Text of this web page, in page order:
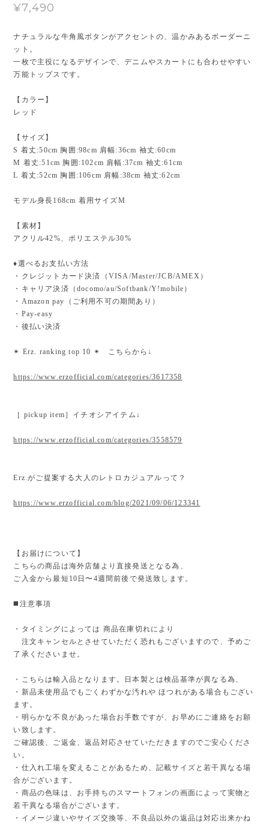
¥7,490
ナチュラルな牛角風ボタンがアクセントの、温かみあるボーダーニ
ット。
一枚で主役になるデザインで、デニムやスカートにも合わせやすい
万能トップスです。
【カラー】
レッド
【サイズ】
S 着丈:50cm 胸囲:98cm 肩幅:36cm 袖丈:60cm
M 着丈:51cm 胸囲:102cm 肩幅:37cm 袖丈:61cm
L 着丈:52cm 胸囲:106cm 肩幅:38cm 袖丈:62cm
モデル身長168cm 着用サイズM
【素材】
アクリル42%、ポリエステル30%
♦︎選べるお支払い方法
・クレジットカード決済（VISA/Master/JCB/AMEX）
・キャリア決済（docomo/au/Softbank/Y!mobile）
・Amazon pay（ご利用不可の期間あり）
・Pay-easy
・後払い決済
✴︎ Erz. ranking top 10 ✴︎ こちらから↓
https://www.erzofficial.com/categories/3617358
［ pickup item］イチオシアイテム↓
https://www.erzofficial.com/categories/3558579
Erz.がご提案する大人のレトロカジュアルって？
https://www.erzofficial.com/blog/2021/09/06/123341
【お届けについて】
こちらの商品は海外店舗より直接発送となる為、
ご入金から最短10日〜4週間前後で発送致します。
◼️注意事項
・タイミングによっては 商品在庫切れにより
注文キャンセルとさせていただく恐れもございますので、予めご
了承くださいませ。
・こちらは輸入品となります。日本製とは検品基準が異なる為、
・新品未使用品でもごくわずかな汚れや ほつれがある場合もござい
ます。
・明らかな不良があった場合お手数ですが、お早めにご連絡をお願
い致します。
ご確認後、ご返金、返品対応させていただきますのでご安心くださ
い。
・仕入れ工場を変えることがあるため、記載サイズと若干異なる場
合がございます。
・商品の色味は、お手持ちのスマートフォンの画面によって実物と
若干異なる場合がございます。
・イメージ違いやサイズ交換等、不良品以外の返品は対応出来かね